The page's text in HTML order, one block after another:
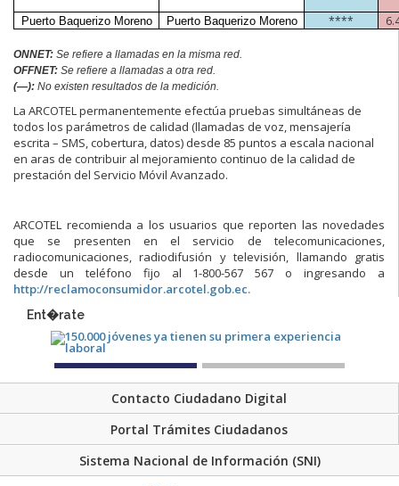
Puerto Baquerizo Moreno Puerto Baquerizo Moreno ****
ONNET: Se refiere a llamadas en la misma red.
OFFNET: Se refiere a llamadas a otra red.
(—): No existen resultados de la medición.
La ARCOTEL permanentemente efectúa pruebas simultáneas de
todos los parámetros de calidad (llamadas de voz, mensajería
escrita – SMS, cobertura, datos) desde 85 puntos a escala nacional
en aras de contribuir al mejoramiento continuo de la calidad de
prestación del Servicio Móvil Avanzado.
ARCOTEL recomienda a los usuarios que reporten las novedades
que se presenten en el servicio de telecomunicaciones,
radiocomunicaciones, radiodifusión y televisión, llamando gratis
desde un teléfono fijo al 1-800-567 567 o ingresando a
http://reclamoconsumidor.arcotel.gob.ec.
Ent�rate
Contacto Ciudadano Digital
Portal Trámites Ciudadanos
Sistema Nacional de Información (SNI)